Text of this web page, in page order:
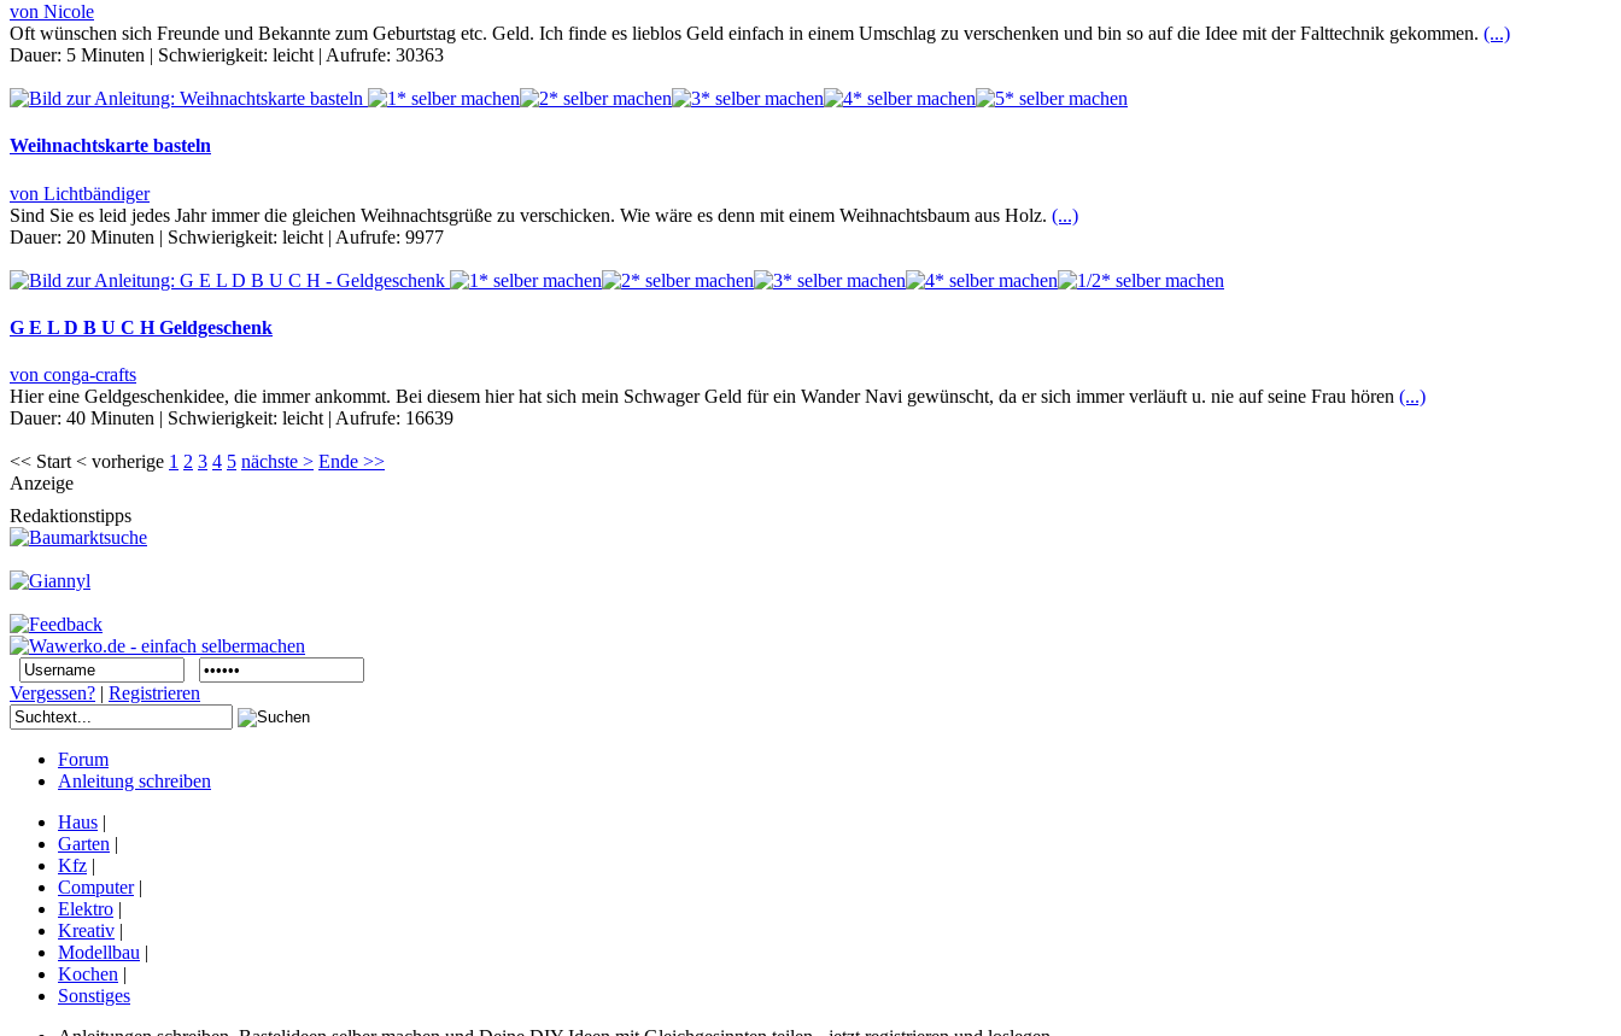
von Nicole
Oft wünschen sich Freunde und Bekannte zum Geburtstag etc. Geld. Ich finde es lieblos Geld einfach in einem Umschlag zu verschenken und bin so auf die Idee mit der Falttechnik gekommen. (...)
Dauer: 5 Minuten | Schwierigkeit: leicht | Aufrufe: 30363
Weihnachtskarte basteln
von Lichtbändiger
Sind Sie es leid jedes Jahr immer die gleichen Weihnachtsgrüße zu verschicken. Wie wäre es denn mit einem Weihnachtsbaum aus Holz. (...)
Dauer: 20 Minuten | Schwierigkeit: leicht | Aufrufe: 9977
G E L D B U C H Geldgeschenk
von conga-crafts
Hier eine Geldgeschenkidee, die immer ankommt. Bei diesem hier hat sich mein Schwager Geld für ein Wander Navi gewünscht, da er sich immer verläuft u. nie auf seine Frau hören (...)
Dauer: 40 Minuten | Schwierigkeit: leicht | Aufrufe: 16639
<< Start < vorherige 1 2 3 4 5 nächste > Ende >>
Anzeige
Redaktionstipps
Vergessen? | Registrieren
Forum
Anleitung schreiben
Haus |
Garten |
Kfz |
Computer|
Elektro |
Kreativ |
Modellbau |
Kochen |
Sonstiges